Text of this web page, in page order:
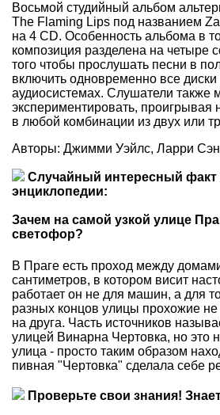
Восьмой студийный альбом
The Flaming Lips под названием
на 4 CD. Особенность альбома в
композиция разделена на четыре
того чтобы прослушать песни в
включить одновременно все
аудиосистемах. Слушатели также
экспериментировать, проигрывая
в любой комбинации из двух или
Авторы: Джимми Уэйлс, Ларри
Случайный интересный
энциклопедии:
Зачем на самой узкой улице
светофор?
В Праге есть проход между
сантиметров, в котором висит
работает он не для машин, а для
разных концов улицы прохожие не
на друга. Часть источников
улицей Винарна Чертовка, но это
улица - просто таким образом
пивная "Чертовка" сделала себе
Проверьте свои знания!